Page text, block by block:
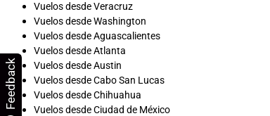
Vuelos desde Veracruz
Vuelos desde Washington
Vuelos desde Aguascalientes
Vuelos desde Atlanta
Vuelos desde Austin
Vuelos desde Cabo San Lucas
Vuelos desde Chihuahua
Vuelos desde Ciudad de México
Feedback